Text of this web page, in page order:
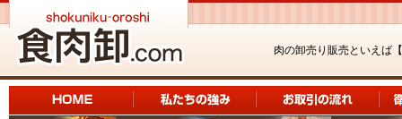
肉の卸売り販売といえば【